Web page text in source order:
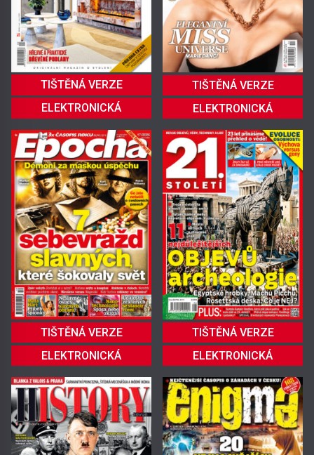
TIŠTĚNÁ VERZE
ELEKTRONICKÁ
TIŠTĚNÁ VERZE
ELEKTRONICKÁ
TIŠTĚNÁ VERZE
ELEKTRONICKÁ
TIŠTĚNÁ VERZE
ELEKTRONICKÁ